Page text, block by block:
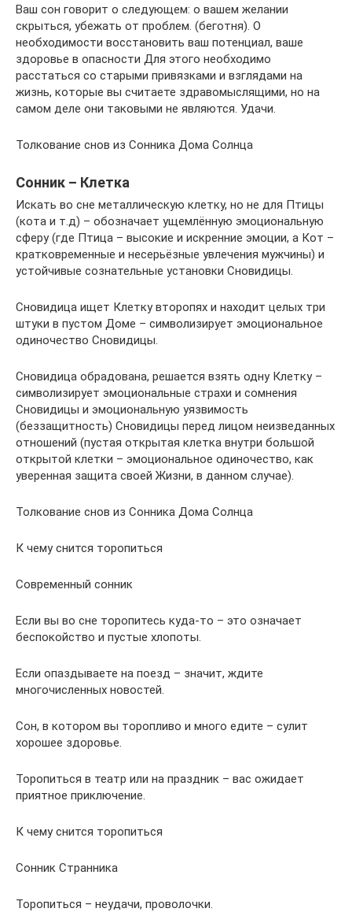
Ваш сон говорит о следующем: о вашем желании
скрыться, убежать от проблем. (беготня). О
необходимости восстановить ваш потенциал, ваше
здоровье в опасности Для этого необходимо
расстаться со старыми привязками и взглядами на
жизнь, которые вы считаете здравомыслящими, но на
самом деле они таковыми не являются. Удачи.
Толкование снов из Сонника Дома Солнца
Сонник – Клетка
Искать во сне металлическую клетку, но не для Птицы
(кота и т.д) – обозначает ущемлённую эмоциональную
сферу (где Птица – высокие и искренние эмоции, а Кот –
кратковременные и несерьёзные увлечения мужчины) и
устойчивые сознательные установки Сновидицы.
Сновидица ищет Клетку второпях и находит целых три
штуки в пустом Доме – символизирует эмоциональное
одиночество Сновидицы.
Сновидица обрадована, решается взять одну Клетку –
символизирует эмоциональные страхи и сомнения
Сновидицы и эмоциональную уязвимость
(беззащитность) Сновидицы перед лицом неизведанных
отношений (пустая открытая клетка внутри большой
открытой клетки – эмоциональное одиночество, как
уверенная защита своей Жизни, в данном случае).
Толкование снов из Сонника Дома Солнца
К чему снится торопиться
Современный сонник
Если вы во сне торопитесь куда-то – это означает
беспокойство и пустые хлопоты.
Если опаздываете на поезд – значит, ждите
многочисленных новостей.
Сон, в котором вы торопливо и много едите – сулит
хорошее здоровье.
Торопиться в театр или на праздник – вас ожидает
приятное приключение.
К чему снится торопиться
Сонник Странника
Торопиться – неудачи, проволочки.